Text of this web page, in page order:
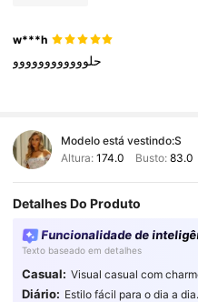
w***h
حلوووووووووووو
Modelo está vestindo:S
Altura: 174.0 Busto:83.0
Detalhes Do Produto
Funcionalidade de
Texto baseado em detalhes
Casual: Visual casual com
Diário: Estilo fácil para o dia a dia.